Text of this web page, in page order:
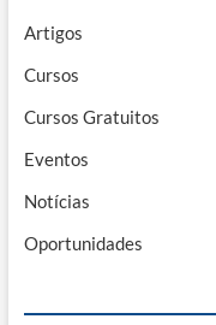
Artigos
Cursos
Cursos Gratuitos
Eventos
Notícias
Oportunidades